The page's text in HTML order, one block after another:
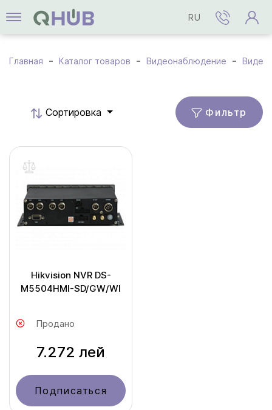
RU
Главная Каталог товаров Видеонаблюдение
Cортировка Фильтр
Hikvision NVR DS-
M5504HMI-SD/GW/WI
Продано
7.272 лей
Подписаться